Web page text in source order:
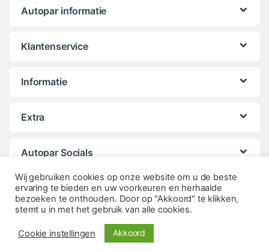
Autopar informatie
Klantenservice
Informatie
Extra
Autopar Socials
Wij gebruiken cookies op onze website om u de beste
ervaring te bieden en uw voorkeuren en herhaalde
bezoeken te onthouden. Door op "Akkoord" te klikken,
stemt u in met het gebruik van alle cookies.
Cookie instellingen Akkoord